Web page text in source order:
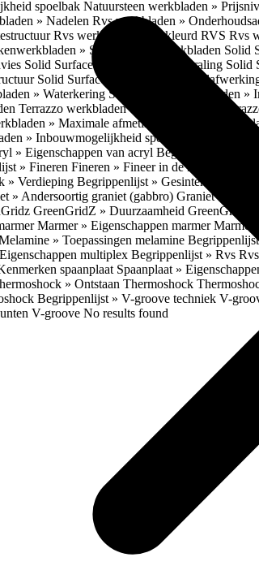
spoelbak Natuursteen werkbladen »
» Nadelen Rvs werkbladen »
Rvs werkbladen » Gekleurd RVS Rvs
» Solid Surface werkbladen Solid
Solid Surface werkbladen » Uitstraling Solid
Solid Surface werkbladen »
» WaterkeringSolid Surface werkbladen »
Terrazzo werkbladen » Eigenschappen
» Maximale afmetingen Terrazzo
» Inbouwmogelijkheid spoelbak Terrazzo
» Eigenschappen van acryl Begrippenlijst »
» Fineren Fineren » Fineer in de keuken
» Verdieping Begrippenlijst » Gesinterd
» Andersoortig graniet (gabbro) Graniet » Gneis
GreenGridZ » Duurzaamheid GreenGridz
Marmer » Eigenschappen marmerMarmer
» Toepassingen melamine
multiplex Begrippenlijst » Rvs
spaanplaat Spaanplaat »
» Ontstaan Thermoshock
Begrippenlijst » V-groove techniek V-
V-groove No results found